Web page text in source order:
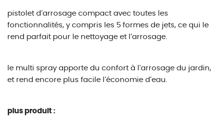
pistolet d’arrosage compact avec toutes les
fonctionnalités, y compris les 5 formes de jets, ce qui le
rend parfait pour le nettoyage et l’arrosage.
le multi spray apporte du confort à l’arrosage du jardin,
et rend encore plus facile l’économie d’eau.
plus produit :